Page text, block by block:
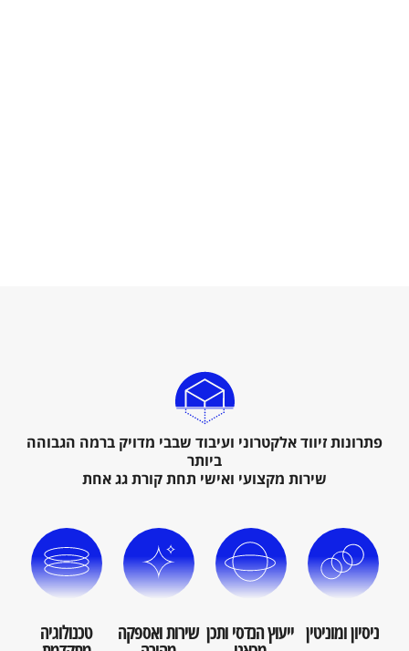
פתרונות זיווד אלקטרוני ועיבוד שבבי מדויק ברמה הגבוהה
ביותר
שירות מקצועי ואישי תחת קורת גג אחת
ניסיון ומוניטין ייעוץ הנדסי ותכן שירות ואספקה טכנולוגיה